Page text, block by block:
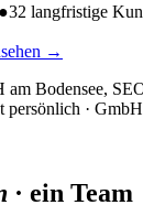
●32 langfristige
→
persönlich ·
· ein Team